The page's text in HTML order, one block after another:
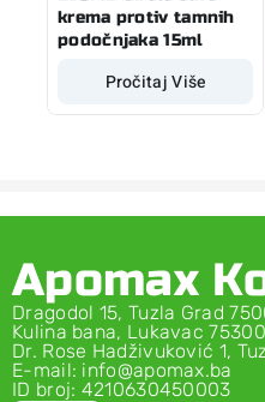
krema protiv tamnih
podočnjaka 15ml
Pročitaj Više
Apomax
Dragodol 15, Tuzla Grad
Kulina bana, Lukavac 75300
Dr. Rose Hadživuković 1,
E-mail: info@apomax.ba
ID broj: 4210630450003